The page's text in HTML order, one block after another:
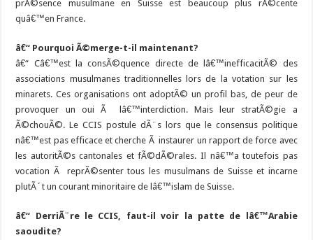
prÃ©sence musulmane en Suisse est beaucoup plus rÃ©cente
quâ€™en France.
â€“ Pourquoi Ã©merge-t-il maintenant?
â€“ Câ€™est la consÃ©quence directe de lâ€™inefficacitÃ© des
associations musulmanes traditionnelles lors de la votation sur les
minarets. Ces organisations ont adoptÃ© un profil bas, de peur de
provoquer un oui Ã lâ€™interdiction. Mais leur stratÃ©gie a
Ã©chouÃ©. Le CCIS postule dÃ¨s lors que le consensus politique
nâ€™est pas efficace et cherche Ã instaurer un rapport de force avec
les autoritÃ©s cantonales et fÃ©dÃ©rales. Il nâ€™a toutefois pas
vocation Ã reprÃ©senter tous les musulmans de Suisse et incarne
plutÃ´t un courant minoritaire de lâ€™islam de Suisse.
â€“ DerriÃ¨re le CCIS, faut-il voir la patte de lâ€™Arabie
saoudite?